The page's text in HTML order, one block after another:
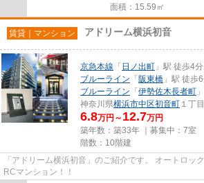
面積：15.59㎡
賃貸｜マンション アドリーム横浜初音
京急本線 「 日ノ出町 」駅 徒歩4分
ブルーライン 「 阪東橋 」駅 徒歩
ブルーライン 「 伊勢佐木長者町
神奈川県横浜市中区初音町 １丁目
6.8万円～ 12.7万円
築年数：築33年 ｜募集中： 7室
階数：10階建
「アドリーム横浜初音」のご紹介です。 オートロッ
RCマンション！！